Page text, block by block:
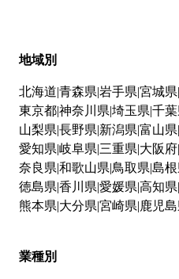
地域別
北海道 青森県 岩手県 宮城県
東京都神奈川県 埼玉県 千
山梨県 長野県 新潟県 富山県
愛知県 岐阜県 三重県 大阪府
奈良県 和歌山県 鳥取県 島
徳島県 香川県 愛媛県 高知県
熊本県 大分県 宮崎県 鹿児
業種別